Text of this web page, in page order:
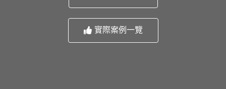
實際案例一覽